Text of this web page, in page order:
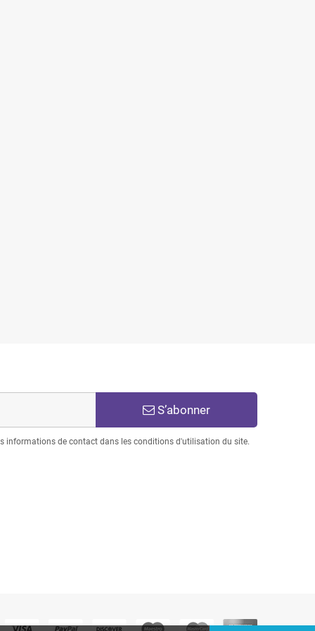
S’abonner
informations de contact dans les conditions d'utilisation du site.